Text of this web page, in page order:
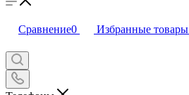
Сравнение0 Избранные товары